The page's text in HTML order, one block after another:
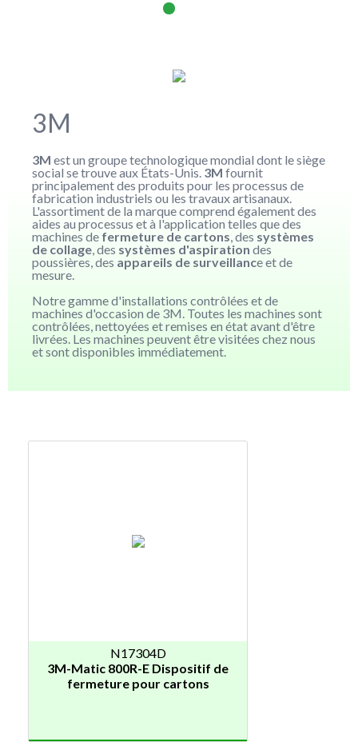
3M
3M est un groupe technologique mondial dont le siège
social se trouve aux États-Unis. 3M fournit
principalement des produits pour les processus de
fabrication industriels ou les travaux artisanaux.
L'assortiment de la marque comprend également des
aides au processus et à l'application telles que des
machines de fermeture de cartons , des systèmes
de collage , des systèmes d'aspiration des
poussières, des appareils de surveillance et de
mesure.
Notre gamme d'installations contrôlées et de
machines d'occasion de 3M. Toutes les machines sont
contrôlées, nettoyées et remises en état avant d'être
livrées. Les machines peuvent être visitées chez nous
et sont disponibles immédiatement.
N17304D
3M-Matic 800R-E Dispositif de
fermeture pour cartons